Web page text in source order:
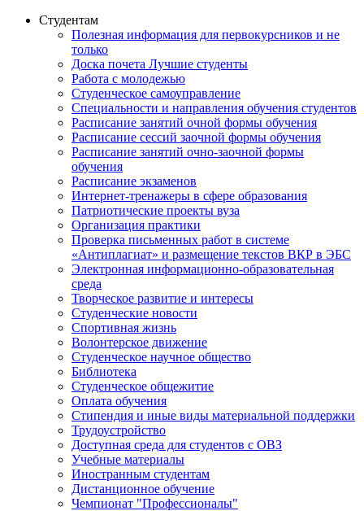
Студентам
Полезная информация для первокурсников и не
только
Доска почета Лучшие студенты
Работа с молодежью
Студенческое самоуправление
Специальности и направления обучения студентов
Расписание занятий очной формы обучения
Расписание сессий заочной формы обучения
Расписание занятий очно-заочной формы
обучения
Расписание экзаменов
Интернет-тренажеры в сфере образования
Патриотические проекты вуза
Организация практики
Проверка письменных работ в системе
«Антиплагиат» и размещение текстов ВКР в ЭБС
Электронная информационно-образовательная
среда
Творческое развитие и интересы
Студенческие новости
Спортивная жизнь
Волонтерское движение
Студенческое научное общество
Библиотека
Студенческое общежитие
Оплата обучения
Стипендия и иные виды материальной поддержки
Трудоустройство
Доступная среда для студентов с ОВЗ
Учебные материалы
Иностранным студентам
Дистанционное обучение
Чемпионат "Профессионалы"